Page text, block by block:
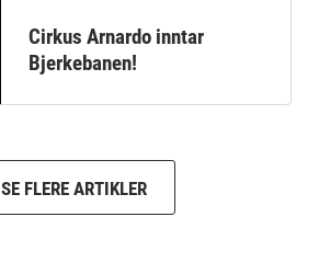
Cirkus Arnardo inntar
Bjerkebanen!
SE FLERE ARTIKLER